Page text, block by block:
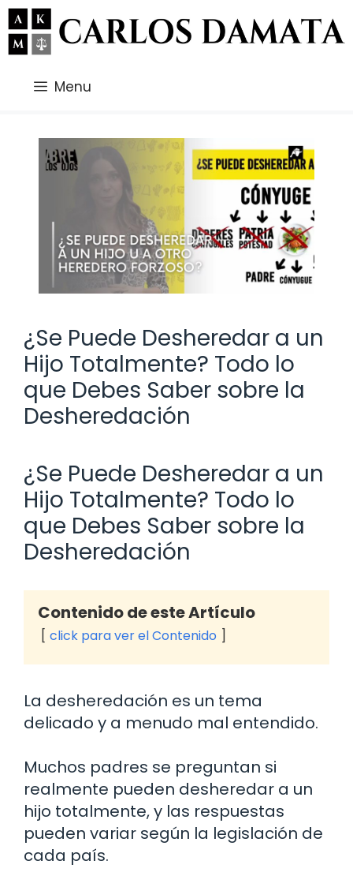
Saltar
al
contenido
Menu
¿Se Puede Desheredar a un
Hijo Totalmente? Todo lo
que Debes Saber sobre la
Desheredación
¿Se Puede Desheredar a un
Hijo Totalmente? Todo lo
que Debes Saber sobre la
Desheredación
Contenido de este Artículo
click para ver el Contenido
La desheredación es un tema
delicado y a menudo mal entendido.
Muchos padres se preguntan si
realmente pueden desheredar a un
hijo totalmente, y las respuestas
pueden variar según la legislación de
cada país.